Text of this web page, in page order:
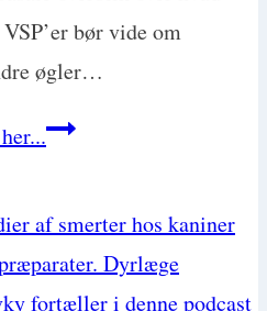
bør vide om
øgler…
Basic
Dyrlægens